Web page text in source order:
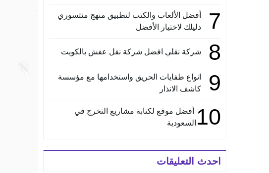
7
أفضل الألعاب والكتب لتطبيق منهج منتسوري
دليلك لاختيار الأفضل
8 شركة نقلي افضل شركة نقل عفش بالكويت
9
انواع طفايات الحريق واستخدامها مع مؤسسة
كاشف الانذار
10
أفضل موقع لكتابة مشاريع التخرج في
السعودية
احدث التعليقات